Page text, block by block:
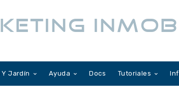
Y Jardín Ayuda Docs Tutoriales